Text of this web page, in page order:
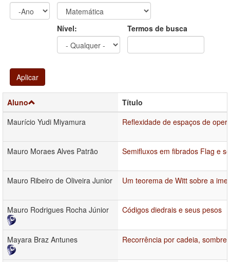
Nível: Termos de busca
Aplicar
Aluno
Título
Maurício Yudi Miyamura
Reflexidade de espaços de
Mauro Moraes Alves Patrão Semifluxos em fibrados Flag e
Mauro Ribeiro de Oliveira Junior Um teorema de Witt sobre a
Mauro Rodrigues Rocha Júnior Códigos diedrais e seus pesos
Mayara Braz Antunes Recorrência por cadeia,